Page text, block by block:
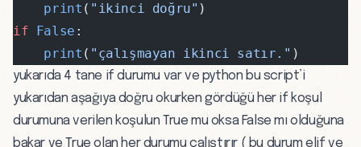
    print
( "ikinci doğru" )
if False :
    print
( "çalışmayan ikinci satır." )
yukarıda 4 tane if durumu var ve python bu script’i
yukarıdan aşağıya doğru okurken gördüğü her if koşul
durumuna verilen koşulun True mu oksa False mı olduğuna
bakar ve True olan her durumu çalıştırır ( bu durum elif ve